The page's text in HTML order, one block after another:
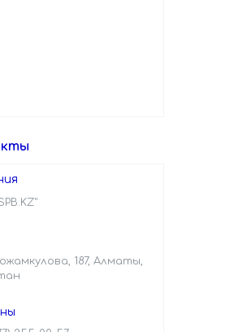
187, Алматы,